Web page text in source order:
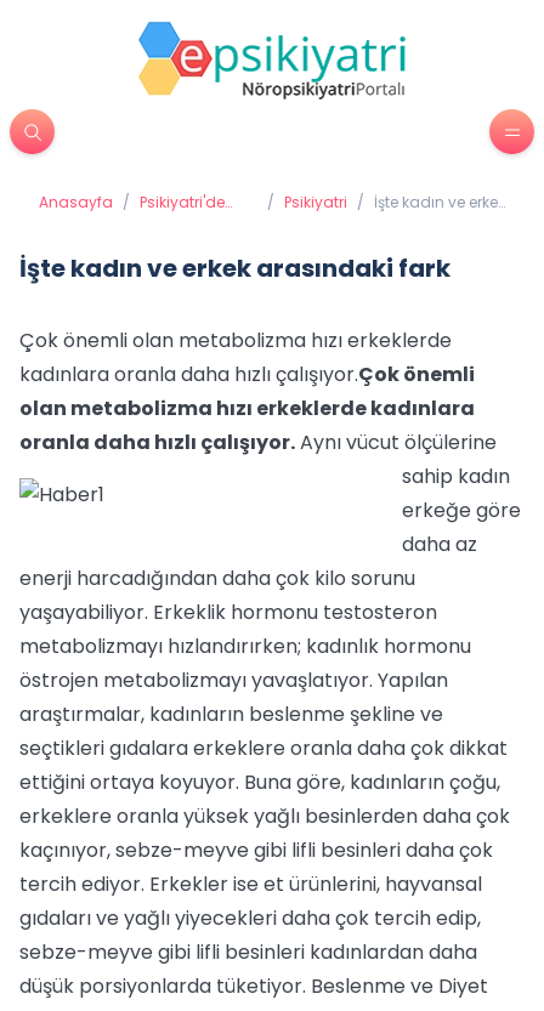
Anasayfa / Psikiyatri'de
/ Psikiyatri / İşte kadın ve erkek
İşte kadın ve erkek arasındaki fark
Çok önemli olan metabolizma hızı erkeklerde
kadınlara oranla daha hızlı çalışıyor.Çok önemli
olan metabolizma hızı erkeklerde kadınlara
oranla daha hızlı çalışıyor.Aynı vücut ölçülerine
sahip kadın
erkeğe göre
daha az
enerji harcadığından daha çok kilo sorunu
yaşayabiliyor. Erkeklik hormonu testosteron
metabolizmayı hızlandırırken; kadınlık hormonu
östrojen metabolizmayı yavaşlatıyor. Yapılan
araştırmalar, kadınların beslenme şekline ve
seçtikleri gıdalara erkeklere oranla daha çok dikkat
ettiğini ortaya koyuyor. Buna göre, kadınların çoğu,
erkeklere oranla yüksek yağlı besinlerden daha çok
kaçınıyor, sebze-meyve gibi lifli besinleri daha çok
tercih ediyor. Erkekler ise et ürünlerini, hayvansal
gıdaları ve yağlı yiyecekleri daha çok tercih edip,
sebze-meyve gibi lifli besinleri kadınlardan daha
düşük porsiyonlarda tüketiyor. Beslenme ve Diyet